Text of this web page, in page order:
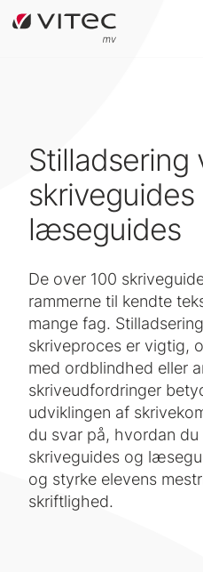
skriveguides
læseguides
De over 100
rammerne til kendte
mange fag.
skriveproces er vigtig,
med ordblindhed eller
skriveudfordringer
udviklingen af
du svar på, hvordan du
skriveguides og
og styrke elevens
skriftlighed.